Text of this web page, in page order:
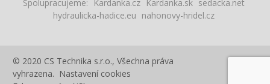
Spolupracujeme: Kardanka.cz Kardanka.sk sedacka.net
hydraulicka-hadice.eu nahonovy-hridel.cz
© 2020 CS Technika s.r.o., Všechna práva
vyhrazena. Nastavení cookies